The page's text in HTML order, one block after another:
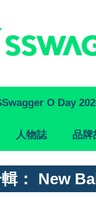
O Day
人物誌 品牌
： New